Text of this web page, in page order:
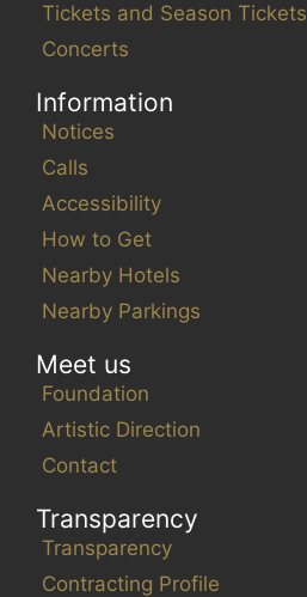
Tickets and Season Tickets
Concerts
Information
Notices
Calls
Accessibility
How to Get
Nearby Hotels
Nearby Parkings
Meet us
Foundation
Artistic Direction
Contact
Transparency
Transparency
Contracting Profile